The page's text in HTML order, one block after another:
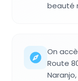
beauté
On
Route